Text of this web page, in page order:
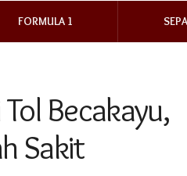
FORMULA 1
Becakayu,
Sakit